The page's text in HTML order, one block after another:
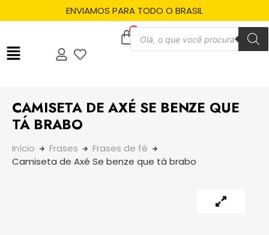
ENVIAMOS PARA TODO O BRASIL
CAMISETA DE AXÉ SE BENZE QUE
TÁ BRABO
Início Frases
Frases de fé
Camiseta de Axé Se benze que tá brabo